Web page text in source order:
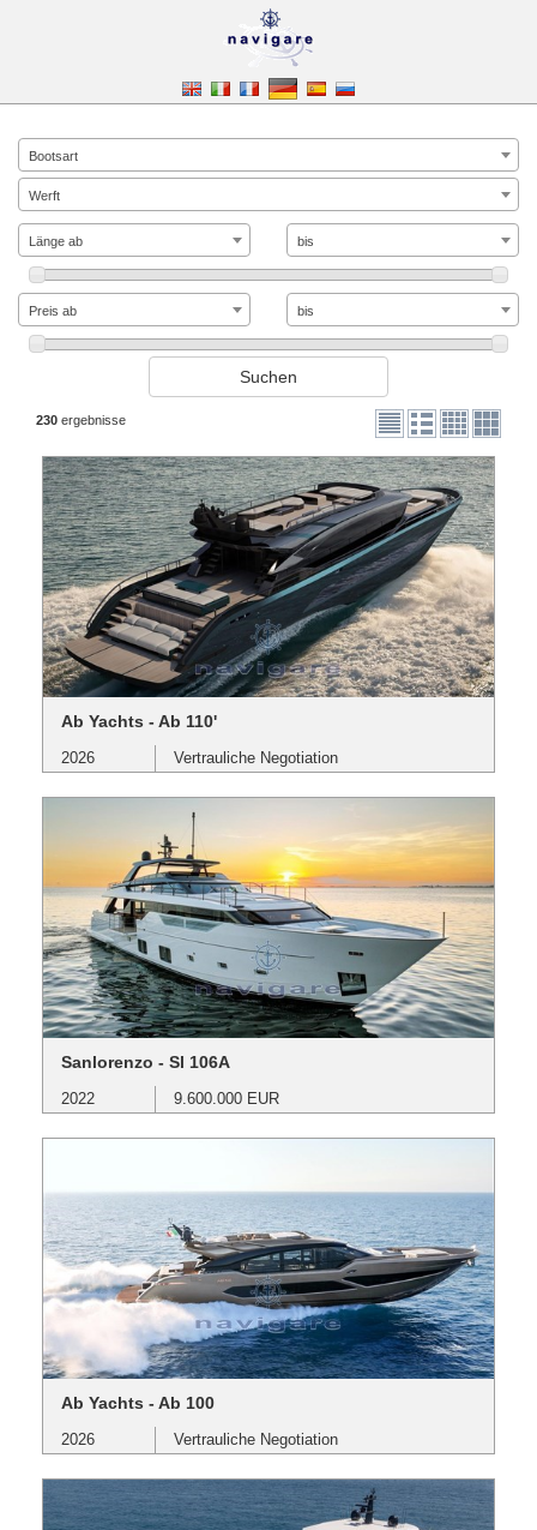
Bootsart
Werft
Länge ab bis
Preis ab bis
230 ergebnisse
Ab Yachts - Ab 110'
2026 Vertrauliche Negotiation
Sanlorenzo - Sl 106A
2022 9.600.000 EUR
Ab Yachts - Ab 100
2026 Vertrauliche Negotiation